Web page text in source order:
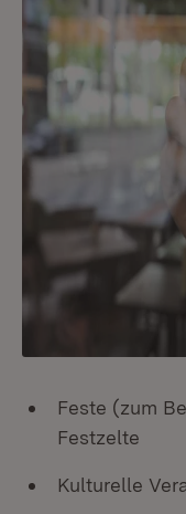
Feste (zum
Festzelte
Kulturelle